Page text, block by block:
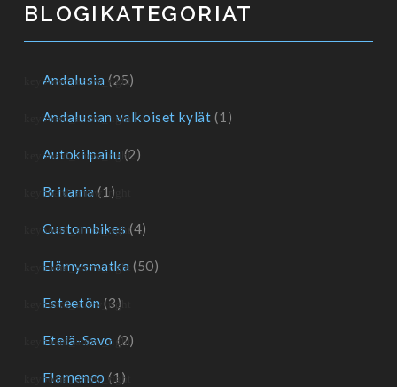
BLOGIKATEGORIAT
Andalusia (25)
Andalusian valkoiset kylät (1)
Autokilpailu (2)
Britania (1)
Custombikes (4)
Elämysmatka (50)
Esteetön (3)
Etelä-Savo (2)
Flamenco (1)